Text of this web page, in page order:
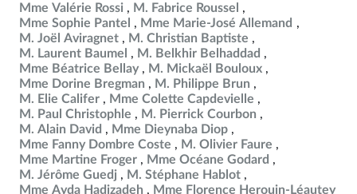
Mme Valérie Rossi
M. Fabrice Roussel
Mme Sophie Pantel
Mme Marie-José Allemand
M. Joël Aviragnet
M. Christian Baptiste
M. Laurent Baumel
M. Belkhir Belhaddad
Mme Béatrice Bellay
M. Mickaël Bouloux
Mme Dorine Bregman
M. Philippe Brun
M. Elie Califer
Mme Colette Capdevielle
M. Paul Christophle
M. Pierrick Courbon
M. Alain David
Mme Dieynaba Diop
Mme Fanny Dombre Coste
M. Olivier Faure
Mme Martine Froger
Mme Océane Godard
M. Jérôme Guedj
M. Stéphane Hablot
Mme Ayda Hadizadeh
Mme Florence Herouin-Léautey